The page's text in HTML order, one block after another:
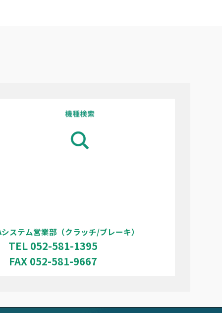
ステム営業部（クラッチ/ブレーキ）
TEL 052-581-1395
FAX 052-581-9667